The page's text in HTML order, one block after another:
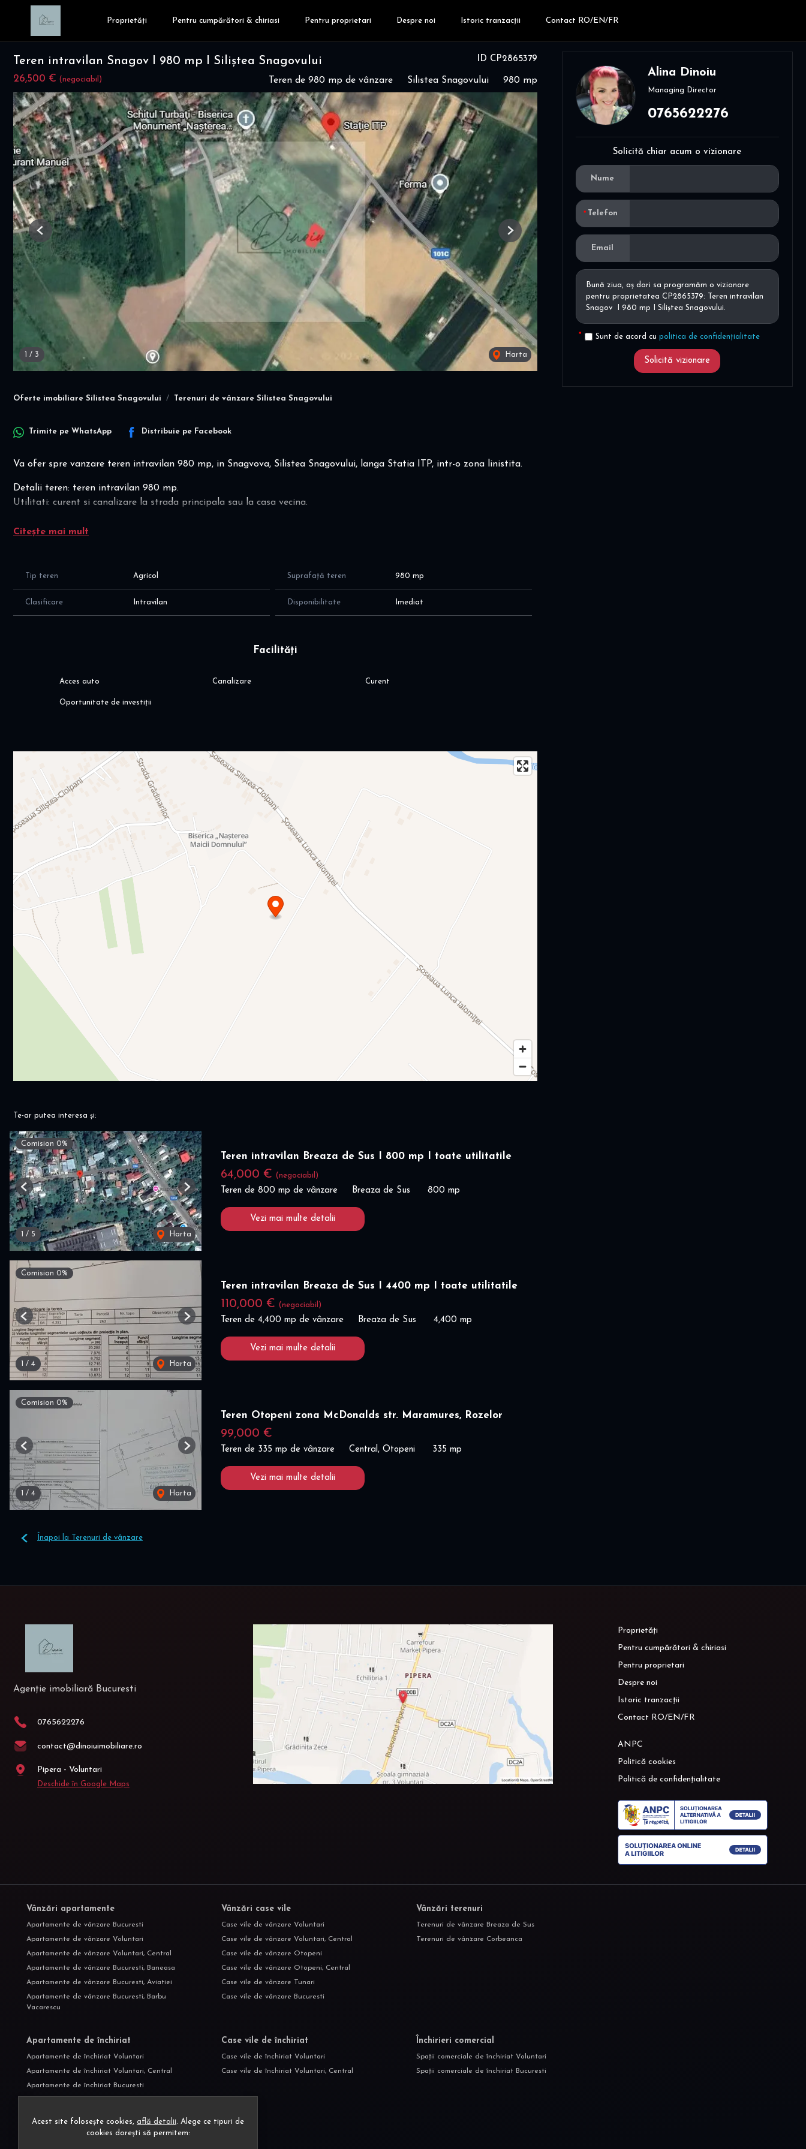
Proprietăți Pentru cumpărători & chiriasi Pentru proprietari Despre noi Istoric tranzacții Contact RO/EN/FR
ID CP2865379
Teren intravilan Snagov I 980 mp I Siliștea Snagovului
26,500 € (negociabil) Teren de 980 mp de vânzare Silistea Snagovului 980 mp
1 / 3 Harta
Previous Next
Oferte imobiliare Silistea Snagovului Terenuri de vânzare Silistea Snagovului
Trimite pe WhatsApp Distribuie pe Facebook
Va ofer spre vanzare teren intravilan 980 mp, in Snagvova, Silistea Snagovului, langa Statia ITP, intr-o zona linistita.
Detalii teren: teren intravilan 980 mp.
Utilitati: curent si canalizare la strada principala sau la casa vecina.
Va stau la dispozitie pentru orice alte informatii! Va invit sa programati o vizionare!
Citește mai mult
Tip teren Agricol Suprafață teren 980 mp
Clasificare Intravilan Disponibilitate Imediat
Facilități
Acces auto Canalizare Curent
Oportunitate de investiții
Alina Dinoiu
Managing Director
0765622276
Solicită chiar acum o vizionare
Nume
Telefon
Email
Sunt de acord cu politica de confidențialitate
Solicită vizionare
Te-ar putea interesa și:
Comision 0%
1 / 5 Harta
Previous Next
Teren intravilan Breaza de Sus I 800 mp I toate utilitatile
64,000 € (negociabil)
Teren de 800 mp de vânzare Breaza de Sus 800 mp
Vezi mai multe detalii
Comision 0%
1 / 4 Harta
Previous Next
Teren intravilan Breaza de Sus I 4400 mp I toate utilitatile
110,000 € (negociabil)
Teren de 4,400 mp de vânzare Breaza de Sus 4,400 mp
Vezi mai multe detalii
Comision 0%
1 / 4 Harta
Previous Next
Teren Otopeni zona McDonalds str. Maramures, Rozelor
99,000 €
Teren de 335 mp de vânzare Central, Otopeni 335 mp
Vezi mai multe detalii
Înapoi la Terenuri de vânzare
Agenție imobiliară Bucuresti
0765622276
contact@dinoiuimobiliare.ro
Pipera - Voluntari
Deschide în Google Maps
Proprietăți
Pentru cumpărători & chiriasi
Pentru proprietari
Despre noi
Istoric tranzacții
Contact RO/EN/FR
ANPC
Politică cookies
Politică de confidențialitate
Vânzări apartamente
Apartamente de vânzare Bucuresti
Apartamente de vânzare Voluntari
Apartamente de vânzare Voluntari, Central
Apartamente de vânzare Bucuresti, Baneasa
Apartamente de vânzare Bucuresti, Aviatiei
Apartamente de vânzare Bucuresti, Barbu
Vacarescu
Vânzări case vile
Case vile de vânzare Voluntari
Case vile de vânzare Voluntari, Central
Case vile de vânzare Otopeni
Case vile de vânzare Otopeni, Central
Case vile de vânzare Tunari
Case vile de vânzare Bucuresti
Vânzări terenuri
Terenuri de vânzare Breaza de Sus
Terenuri de vânzare Corbeanca
Apartamente de închiriat
Apartamente de închiriat Voluntari
Apartamente de închiriat Voluntari, Central
Apartamente de închiriat Bucuresti
Apartamente de închiriat Bucuresti, Baneasa
Case vile de închiriat
Case vile de închiriat Voluntari
Case vile de închiriat Voluntari, Central
Închirieri comercial
Spații comerciale de închiriat Voluntari
Spații comerciale de închiriat Bucuresti
Acest site folosește cookies, află detalii. Alege ce tipuri de
cookies dorești să permitem: